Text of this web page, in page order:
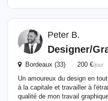
Peter B.
Designer/
Bordeaux (33) 200 €/jour
Un amoureux du design en
à la capitale et travailler à
qualité de mon travail